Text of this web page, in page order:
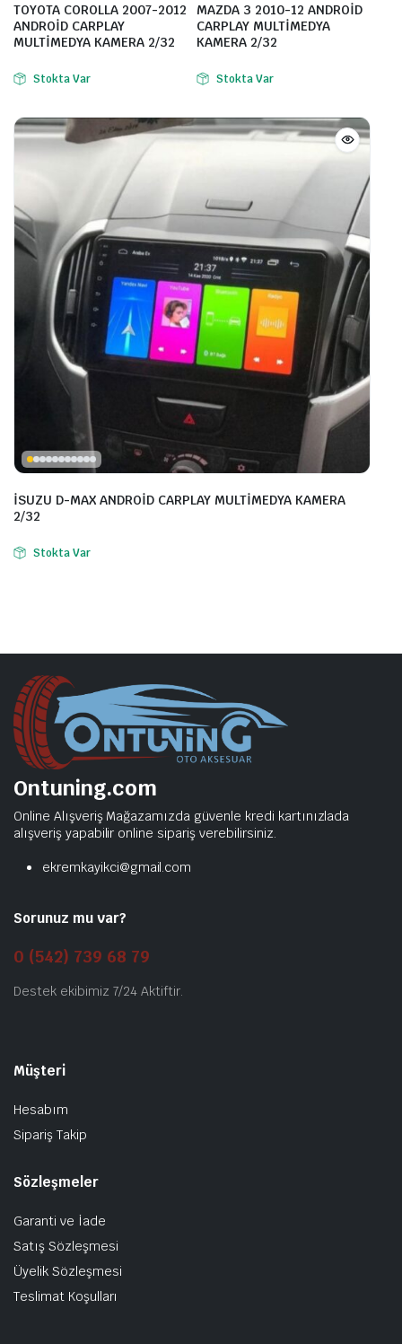
TOYOTA COROLLA 2007-2012
ANDROİD CARPLAY
MULTİMEDYA KAMERA 2/32
Stokta Var
MAZDA 3 2010-12 ANDROİD
CARPLAY MULTİMEDYA
KAMERA 2/32
Stokta Var
İSUZU D-MAX ANDROİD CARPLAY MULTİMEDYA KAMERA
2/32
Stokta Var
Ontuning.com
Online Alışveriş Mağazamızda güvenle kredi kartınızlada
alışveriş yapabilir online sipariş verebilirsiniz.
ekremkayikci@gmail.com
Sorunuz mu var?
0 (542) 739 68 79
Destek ekibimiz 7/24 Aktiftir.
Müşteri
Hesabım
Sipariş Takip
Sözleşmeler
Garanti ve İade
Satış Sözleşmesi
Üyelik Sözleşmesi
Teslimat Koşulları